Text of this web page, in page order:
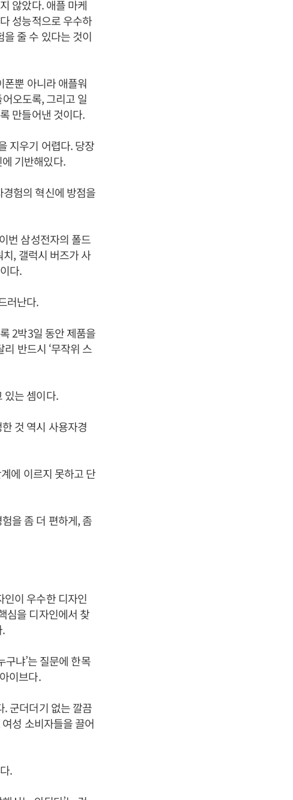
않았다. 애플 마케
성능적으로 우수하
줄 수 있다는 것이
폰뿐 아니라 애플워
오도록, 그리고 일
만들어낸 것이다.
지우기 어렵다. 당장
기반해있다.
험의 혁신에 방점을
번 삼성전자의 폴드
, 갤럭시 버즈가 사
다.
러난다.
2박3일 동안 제품을
반드시 ‘무작위 스
있는 셈이다.
것 역시 사용자경
에 이르지 못하고 단
을 좀 더 편하게, 좀
인이 우수한 디자인
심을 디자인에서 찾
.
구냐’는 질문에 한목
이브다.
. 군더더기 없는 깔끔
성 소비자들을 끌어
.